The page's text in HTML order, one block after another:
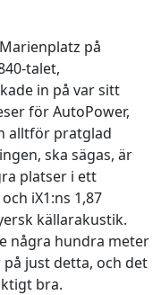
på
talet,
in på var sitt
för AutoPower,
alltför pratglad
ska sägas, är
platser i ett
iX1:ns 1,87
källarakustik.
några hundra meter
just detta, och det
bra.